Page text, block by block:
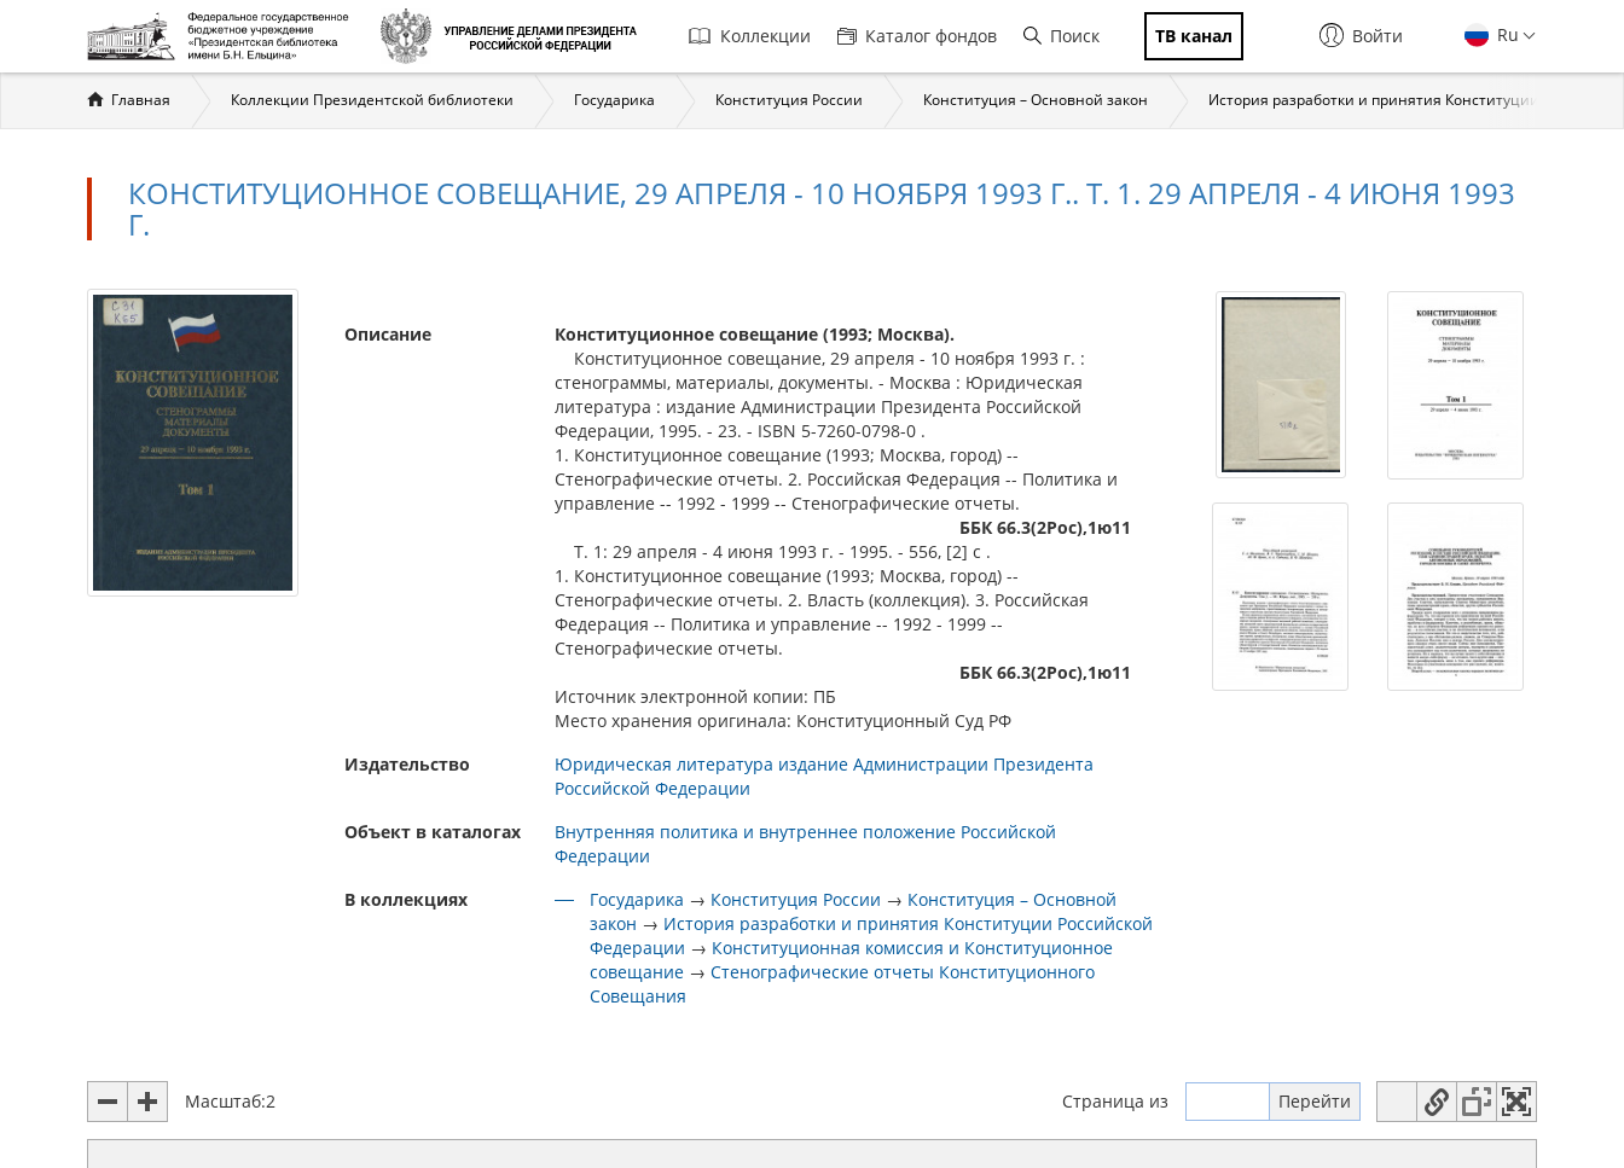
Главная
навигация
Коллекции Каталог фондов Поиск ТВ канал Ru
Войти
Вы
здесь
Главная Коллекции Президентской библиотеки Государика Конституция России Конституция – Основной закон История разработки и принятия Конституции
КОНСТИТУЦИОННОЕ СОВЕЩАНИЕ, 29 АПРЕЛЯ - 10 НОЯБРЯ 1993 Г.. Т. 1. 29 АПРЕЛЯ - 4 ИЮНЯ 1993
Г.
Описание
Конституционное совещание (1993; Москва).
Конституционное совещание, 29 апреля - 10 ноября 1993 г. :
стенограммы, материалы, документы. - Москва : Юридическая
литература : издание Администрации Президента Российской
Федерации, 1995. - 23. - ISBN 5-7260-0798-0 .
1. Конституционное совещание (1993; Москва, город) --
Стенографические отчеты. 2. Российская Федерация -- Политика и
управление -- 1992 - 1999 -- Стенографические отчеты.
ББК 66.3(2Рос),1ю11
Т. 1: 29 апреля - 4 июня 1993 г. - 1995. - 556, [2] с .
1. Конституционное совещание (1993; Москва, город) --
Стенографические отчеты. 2. Власть (коллекция). 3. Российская
Федерация -- Политика и управление -- 1992 - 1999 --
Стенографические отчеты.
ББК 66.3(2Рос),1ю11
Источник электронной копии: ПБ
Место хранения оригинала: Конституционный Суд РФ
Издательство
Юридическая литература издание Администрации Президента
Российской Федерации
Объект в каталогах
Внутренняя политика и внутреннее положение Российской
Федерации
В коллекциях
Государика → Конституция России → Конституция – Основной
закон → История разработки и принятия Конституции Российской
Федерации → Конституционная комиссия и Конституционное
совещание →Стенографические отчеты Конституционного
Совещания
Масштаб:2 Страница из